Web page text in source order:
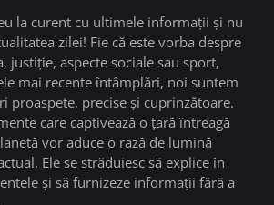
la curent cu ultimele informații și nu
zilei! Fie că este vorba despre
justiție, aspecte sociale sau sport,
mai recente întâmplări, noi suntem
proaspete, precise și cuprinzătoare.
care captivează o țară întreagă
vor aduce o rază de lumină
Ele se străduiesc să explice în
și să furnizeze informații fără a